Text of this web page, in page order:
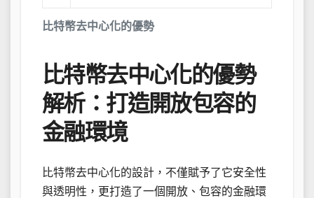
比特幣去中心化的優勢
比特幣去中心化的優勢
解析：打造開放包容的
金融環境
比特幣去中心化的設計，不僅賦予了它安全性
與透明性，更打造了一個開放、包容的金融環